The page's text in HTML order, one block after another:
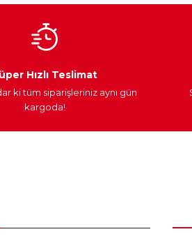
Araç Farları
Hızlı Teslimat
ki tüm siparişleriniz aynı gün
kargoda!